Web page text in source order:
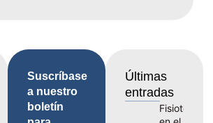
Suscríbase
a nuestro
boletín
Últimas
entradas
Fisioterapia